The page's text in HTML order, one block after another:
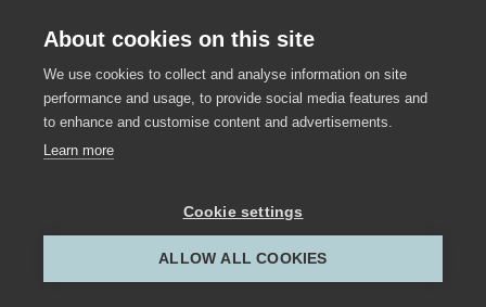
Werkraum Bregenzerwald GmbH,
Hof 800,6866 Andelsbuch, Österreich,
T+43 5512 26386
About cookies on this site
We use cookies to collect and analyse information on site
performance and usage, to provide social media features and
to enhance and customise content and advertisements.
Learn more
Cookie settings
ALLOW ALL COOKIES